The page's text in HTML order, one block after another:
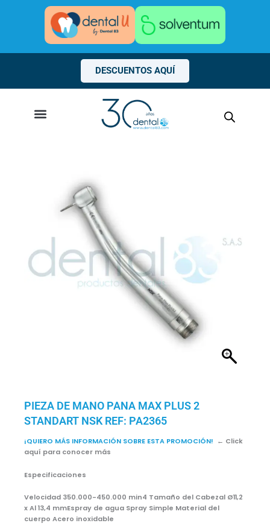
DESCUENTOS AQUÍ
PIEZA DE MANO PANA MAX PLUS 2
STANDART NSK REF: PA2365
¡QUIERO MÁS INFORMACIÓN SOBRE ESTA PROMOCIÓN! ← Click
aquí para conocer más
Especificaciones
Velocidad 350.000-450.000 min4 Tamaño del Cabezal Ø11,2
x Al 13,4 mmEspray de agua Spray Simple Material del
cuerpo Acero inoxidable